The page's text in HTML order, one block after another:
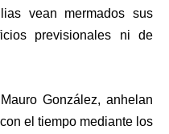
vean mermados sus
previsionales ni de
González, anhelan
el tiempo mediante los